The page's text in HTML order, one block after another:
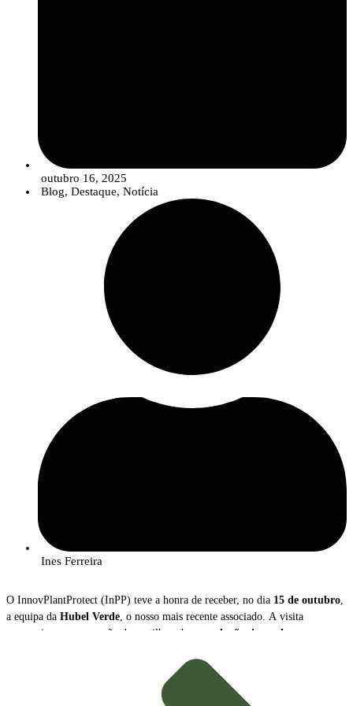
outubro 16, 2025
Blog, Destaque, Notícia
Ines Ferreira
O InnovPlantProtect (InPP) teve a honra de receber, no dia 15 de outubro,
a equipa da Hubel Verde, o nosso mais recente associado. A visita
proporcionou uma sessão de partilha sobre as
soluções inovadoras
, Diretor Executivo da Hubel Verde, e